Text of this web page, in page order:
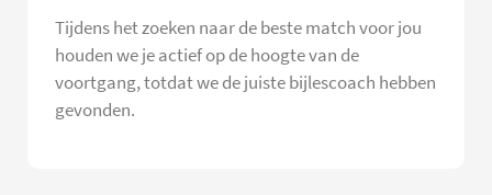
Tijdens het zoeken naar de beste match voor jou
houden we je actief op de hoogte van de
voortgang, totdat we de juiste bijlescoach hebben
gevonden.